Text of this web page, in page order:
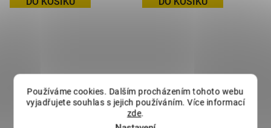
Používáme cookies. Dalším procházením tohoto webu
vyjadřujete souhlas s jejich používáním. Více informací
zde.